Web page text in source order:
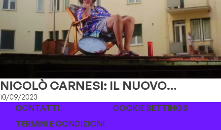
NICOLÒ CARNESI: IL NUOVO
SINGOLO E VIDEO
10/09/2023
CONTATTI
COOKIE SETTINGS
TERMINI E CONDIZIONI